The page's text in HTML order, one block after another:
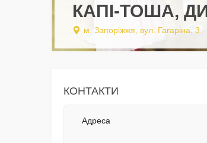
КАПІ-ТОША,
м. Запоріжжя, вул. Гагаріна, 3
КОНТАКТИ
Адреса